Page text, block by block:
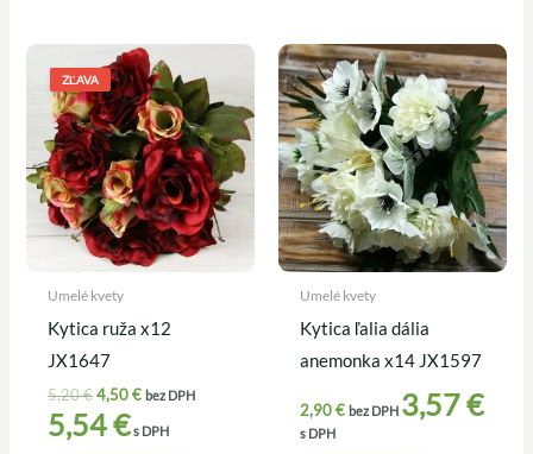
ZĽAVA
Umelé kvety
Kytica ruža x12
JX1647
5,20€
Pôvodná
cena
bola:
5,20 €.
4,50€
Aktuálna
cena
je:
4,50 €.
bez DPH
5,54€s DPH
Umelé kvety
Kytica ľalia dália
anemonka x14 JX1597
2,90€ bez DPH 3,57€
s DPH